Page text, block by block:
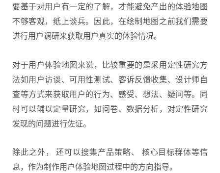
要基于对用户有一定的了解，才能避免产出的体验地图
不够客观，纸上谈兵。因此，在绘制地图之前我们需要
进行用户调研来获取用户真实的体验情况。
对于用户体验地图来说，比较重要的是采用定性研究方
法如用户访谈、可用性测试、客诉反馈收集、设计师自
查等方式来获取用户的行为、感受、想法、疑问等。同
时可以辅以定量研究，如问卷、数据分析，对定性研究
发现的问题进行佐证。
除此之外， 还可以搜集产品策略、 核心目标群体等信
息，作为制作用户体验地图过程中的方向指导。